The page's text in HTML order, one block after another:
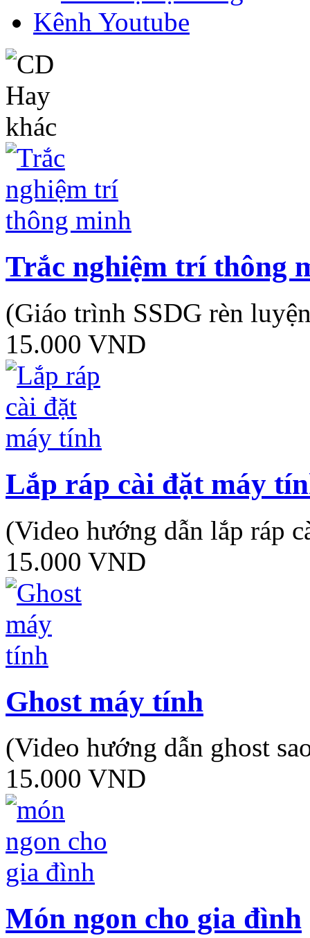
Kênh Youtube
Trắc nghiệm trí thông
(Giáo trình SSDG rèn
15.000 VND
Lắp ráp cài đặt máy
(Video hướng dẫn lắp ráp
15.000 VND
Ghost máy tính
(Video hướng dẫn ghost
15.000 VND
Món ngon cho gia đình